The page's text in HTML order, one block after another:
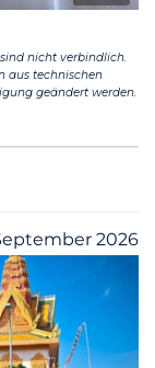
nicht verbindlich.
aus technischen
geändert werden.
2026